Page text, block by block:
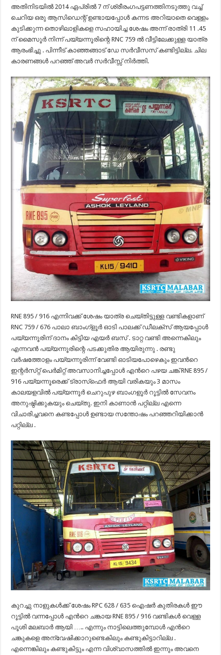
അതിനിടയിൽ 2014 ഏപ്രിൽ 7 ന് ശ്രീരംഗപട്ടണത്തിനടുത്തു വച്ച്
ചെറിയ ഒരു ആസിഡെന്റ് ഉണ്ടായപ്പോൾ കന്നട അറിയാതെ വെള്ളം
കുടിക്കുന്ന തൊഴിലാളികളെ സഹായിച്ച ശേഷം അന്ന് രാത്രി 11 .45
ന് മൈസൂർ നിന്ന് പയ്യന്നൂരിന്റെ RNC 759 ൽ വീട്ടിലേക്കുള്ള യാത്ര
ആരംഭിച്ചു . പിന്നീട് കാഞ്ഞങ്ങാട് ഡേ സർവീസസ് കണ്ടിട്ടില്ല. ചില
കാരണങ്ങൾ പറഞ്ഞ് അവർ സർവീസ്സ് നിർത്തി.
RNE 895 / 916 എന്നിവക്ക് ശേഷം യാത്ര ചെയ്തിട്ടുള്ള വണ്ടികളാണ്
RNC 759 / 676 പാലാ ബാംഗ്ളൂർ ഓടി പാലക്ക് ഡീലക്സ് ആയപ്പോൾ
പയ്യന്നൂരിന് ദാനം കിട്ടിയ എയർ ബസ് . ടാറ്റ വണ്ടി അന്നെകിലും
എന്നവൻ പയ്യന്നൂരിന്റെ പടക്കുതിര ആയിരുന്നു . രണ്ടു
വർഷത്തോളം പയ്യന്നൂരിന്ന് വേണ്ടി ഓടിയപോഴെകും ഇവൻറെ
ഇന്റർസ്‌റ്റ് പെർമിറ്റ് അവസാനിച്ചപ്പോൾ എൻറെ പഴയ ചങ്ക് RNE 895 /
916 പയ്യന്നൂരെക്ക് ട്രാസ്‌ഫെർ ആയി വരികയും 3 മാസം
കാലയളവിൽ പയ്യന്നൂർ ചെറുപുഴ ബാംഗളൂർ റൂട്ടിൽ സേവനം
അനുഷ്ഠിക്കുകയും ചെയ്തു. ഇനി കാണാൻ പറ്റില്ല എന്നെ
വിചാരിച്ചവനെ കണ്ടപ്പോൾ ഉണ്ടായ സന്തോഷം പറഞ്ഞറിയിക്കാൻ
പറ്റില്ല .
കുറച്ചു നാളുകൾക്ക് ശേഷം RPC 628 / 635 ഐഷർ കുതിരകൾ ഈ
റൂട്ടിൽ വന്നപ്പോൾ എൻറെ ചങ്കായ RNE 895 / 916 വണ്ടികൾ വെള്ള
പൂശി മലബാർ ആയി ….. എന്നും നാട്ടിലെത്തുമ്പോൾ എൻറെ
ചങ്കുകളെ അന്വേഷിക്കാറുണ്ടെകിലും കണ്ടുകിട്ടാറില്ല .
എന്നെങ്കിലും കണ്ടുകിട്ടും എന്ന വിശ്വാസത്തിൽ ഇന്നും അവനെ